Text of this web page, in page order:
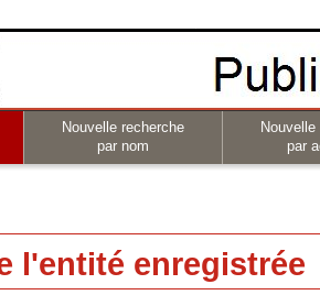
Nouvelle recherche
par nom
par
l'entité enregistrée